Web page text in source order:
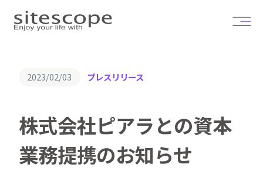
2023/02/03 プレスリリース
株式会社ピアラとの資本
業務提携のお知らせ